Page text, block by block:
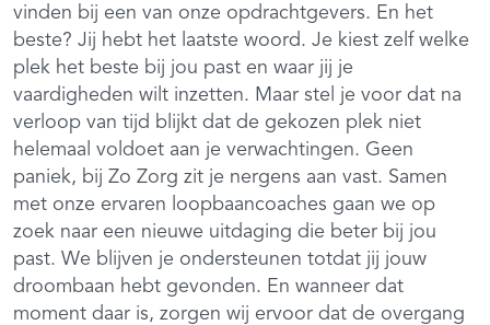
vinden bij een van onze opdrachtgevers. En het
beste? Jij hebt het laatste woord. Je kiest zelf welke
plek het beste bij jou past en waar jij je
vaardigheden wilt inzetten. Maar stel je voor dat na
verloop van tijd blijkt dat de gekozen plek niet
helemaal voldoet aan je verwachtingen. Geen
paniek, bij Zo Zorg zit je nergens aan vast. Samen
met onze ervaren loopbaancoaches gaan we op
zoek naar een nieuwe uitdaging die beter bij jou
past. We blijven je ondersteunen totdat jij jouw
droombaan hebt gevonden. En wanneer dat
moment daar is, zorgen wij ervoor dat de overgang